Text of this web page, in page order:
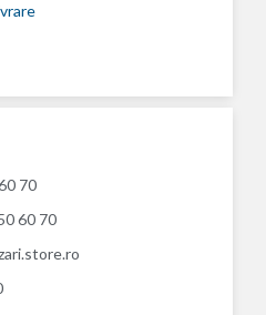
70
60 70